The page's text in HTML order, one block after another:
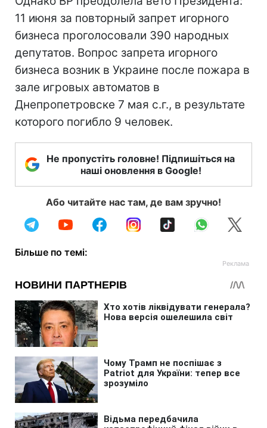
11 июня за повторный запрет игорного
бизнеса проголосовали 390 народных
депутатов. Вопрос запрета игорного
бизнеса возник в Украине после пожара в
зале игровых автоматов в
Днепропетровске 7 мая с.г., в результате
которого погибло 9 человек.
Не пропустіть головне! Підпишіться на
наші оновлення в Google!
Або читайте нас там, де вам зручно!
Більше по темі: